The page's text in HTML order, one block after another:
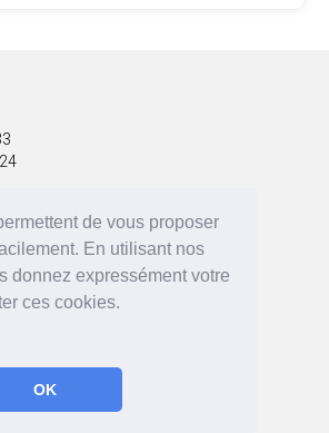
de vous proposer
En utilisant nos
donnez expressément votre
ces cookies.
OK
LENNE